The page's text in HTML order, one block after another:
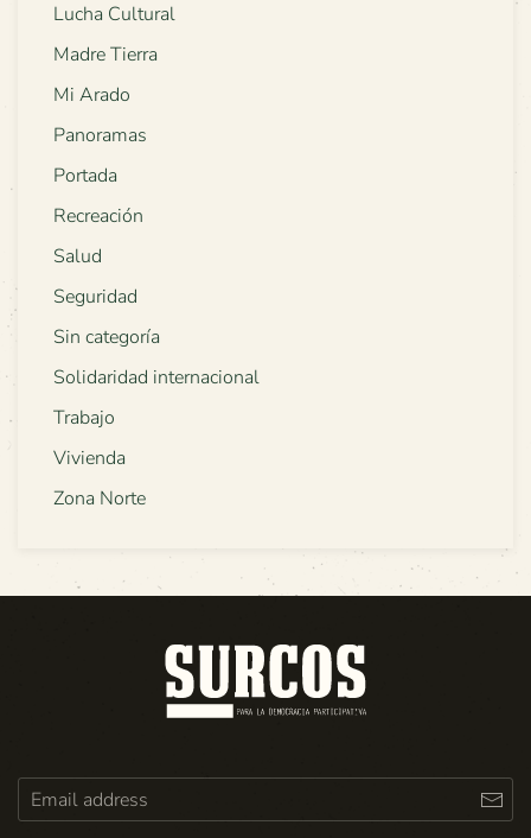
Lucha Cultural
Madre Tierra
Mi Arado
Panoramas
Portada
Recreación
Salud
Seguridad
Sin categoría
Solidaridad internacional
Trabajo
Vivienda
Zona Norte